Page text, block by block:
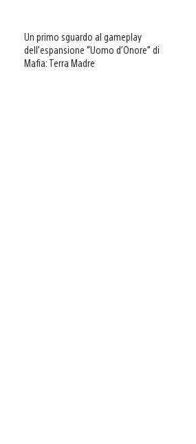
Un primo sguardo al gameplay
dell’espansione “Uomo d’Onore” di
Mafia: Terra Madre